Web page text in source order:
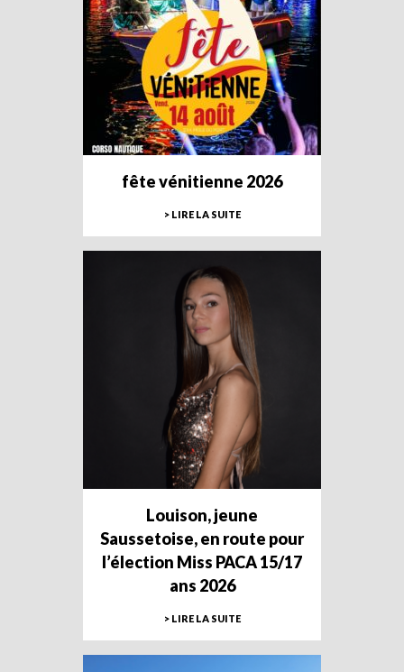
fête vénitienne 2026
> LIRE LA SUITE
Louison, jeune
Saussetoise, en route pour
l’élection Miss PACA 15/17
ans 2026
> LIRE LA SUITE